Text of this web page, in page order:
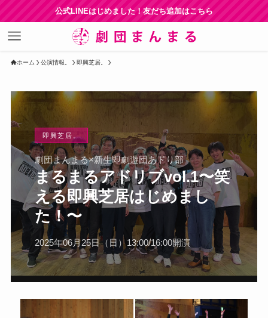
公式LINEはじめました！友だち追加はこちら
ホーム 公演情報。 即興芝居。
即興芝居。
劇団まんまる×新生即劇遊団あドり部
まるまるアドリブvol.1〜笑
える即興芝居はじめまし
た！〜
2025年06月25日（日）13:00/16:00開演